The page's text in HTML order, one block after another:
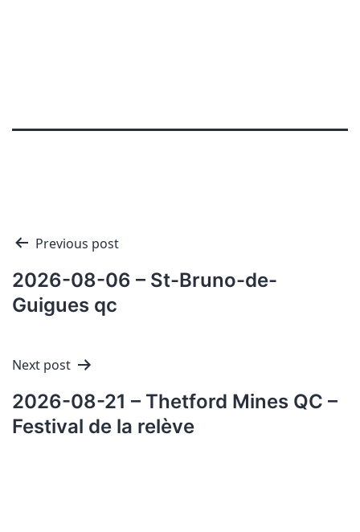
Navigation
de
l'article
Previous post
2026-08-06 – St-Bruno-de-
Guigues qc
Next post
2026-08-21 – Thetford Mines QC –
Festival de la relève